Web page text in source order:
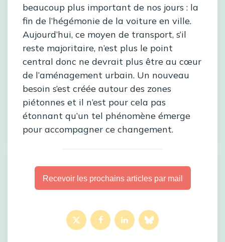
beaucoup plus important de nos jours : la
fin de l’hégémonie de la voiture en ville.
Aujourd’hui, ce moyen de transport, s’il
reste majoritaire, n’est plus le point
central donc ne devrait plus être au cœur
de l’aménagement urbain. Un nouveau
besoin s’est créée autour des zones
piétonnes et il n’est pour cela pas
étonnant qu’un tel phénomène émerge
pour accompagner ce changement.
Recevoir les prochains articles par mail